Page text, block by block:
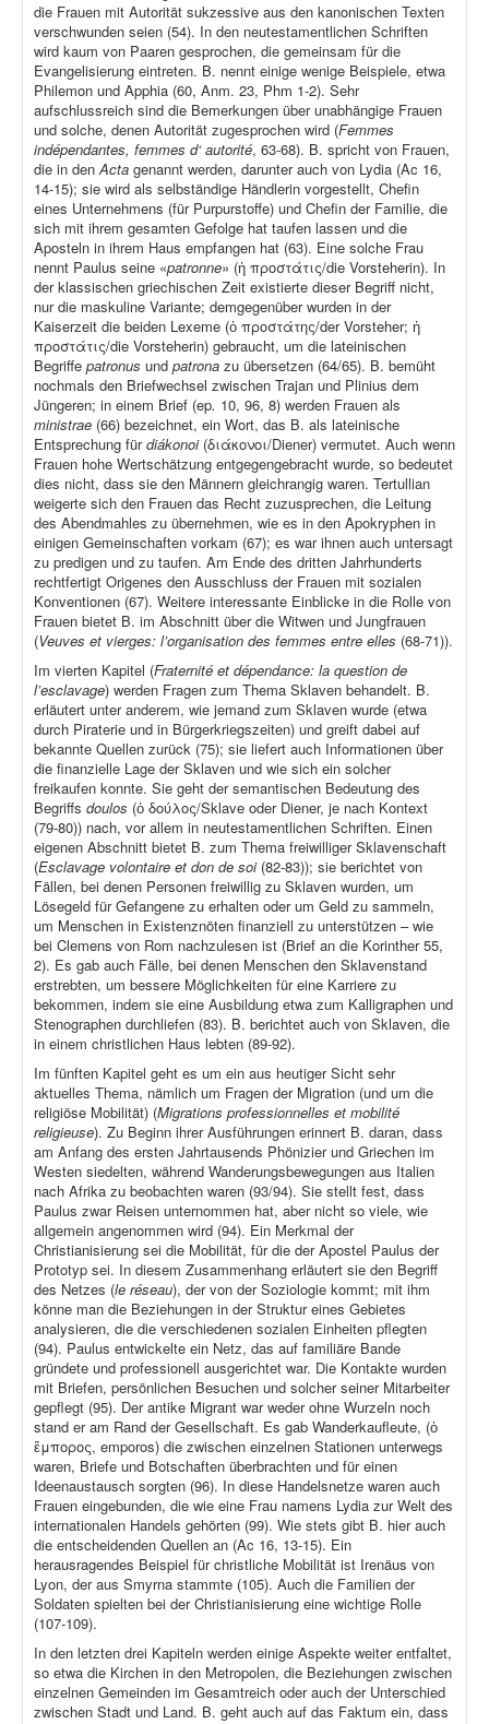
die Frauen mit Autorität sukzessive aus den kanonischen Texten
verschwunden seien (54). In den neutestamentlichen Schriften
wird kaum von Paaren gesprochen, die gemeinsam für die
Evangelisierung eintreten. B. nennt einige wenige Beispiele, etwa
Philemon und Apphia (60, Anm. 23, Phm 1-2). Sehr
aufschlussreich sind die Bemerkungen über unabhängige Frauen
und solche, denen Autorität zugesprochen wird (Femmes
indépendantes, femmes d‘ autorité, 63-68). B. spricht von Frauen,
die in denActa genannt werden, darunter auch von Lydia (Ac 16,
14-15); sie wird als selbständige Händlerin vorgestellt, Chefin
eines Unternehmens (für Purpurstoffe) und Chefin der Familie, die
sich mit ihrem gesamten Gefolge hat taufen lassen und die
Aposteln in ihrem Haus empfangen hat (63). Eine solche Frau
nennt Paulus seine «patronne» (ἡ προστάτις/die Vorsteherin). In
der klassischen griechischen Zeit existierte dieser Begriff nicht,
nur die maskuline Variante; demgegenüber wurden in der
Kaiserzeit die beiden Lexeme (ὁ προστάτης/der Vorsteher; ἡ
προστάτις/die Vorsteherin) gebraucht, um die lateinischen
Begriffe patronus und patrona zu übersetzen (64/65). B. bemüht
nochmals den Briefwechsel zwischen Trajan und Plinius dem
Jüngeren; in einem Brief (ep. 10, 96, 8) werden Frauen als
ministrae (66) bezeichnet, ein Wort, das B. als lateinische
Entsprechung fürdiákonoi (διάκονοι/Diener) vermutet. Auch wenn
Frauen hohe Wertschätzung entgegengebracht wurde, so bedeutet
dies nicht, dass sie den Männern gleichrangig waren. Tertullian
weigerte sich den Frauen das Recht zuzusprechen, die Leitung
des Abendmahles zu übernehmen, wie es in den Apokryphen in
einigen Gemeinschaften vorkam (67); es war ihnen auch untersagt
zu predigen und zu taufen. Am Ende des dritten Jahrhunderts
rechtfertigt Origenes den Ausschluss der Frauen mit sozialen
Konventionen (67). Weitere interessante Einblicke in die Rolle von
Frauen bietet B. im Abschnitt über die Witwen und Jungfrauen
(Veuves et vierges: l’organisation des femmes entre elles (68-71)).
Im vierten Kapitel (Fraternité et dépendance: la question de
l’esclavage) werden Fragen zum Thema Sklaven behandelt. B.
erläutert unter anderem, wie jemand zum Sklaven wurde (etwa
durch Piraterie und in Bürgerkriegszeiten) und greift dabei auf
bekannte Quellen zurück (75); sie liefert auch Informationen über
die finanzielle Lage der Sklaven und wie sich ein solcher
freikaufen konnte. Sie geht der semantischen Bedeutung des
Begriffs doulos (ὁ δούλος/Sklave oder Diener, je nach Kontext
(79-80)) nach, vor allem in neutestamentlichen Schriften. Einen
eigenen Abschnitt bietet B. zum Thema freiwilliger Sklavenschaft
(Esclavage volontaire et don de soi(82-83)); sie berichtet von
Fällen, bei denen Personen freiwillig zu Sklaven wurden, um
Lösegeld für Gefangene zu erhalten oder um Geld zu sammeln,
um Menschen in Existenznöten finanziell zu unterstützen – wie
bei Clemens von Rom nachzulesen ist (Brief an die Korinther 55,
2). Es gab auch Fälle, bei denen Menschen den Sklavenstand
erstrebten, um bessere Möglichkeiten für eine Karriere zu
bekommen, indem sie eine Ausbildung etwa zum Kalligraphen und
Stenographen durchliefen (83). B. berichtet auch von Sklaven, die
in einem christlichen Haus lebten (89-92).
Im fünften Kapitel geht es um ein aus heutiger Sicht sehr
aktuelles Thema, nämlich um Fragen der Migration (und um die
religiöse Mobilität) (Migrations professionnelles et mobilité
religieuse). Zu Beginn ihrer Ausführungen erinnert B. daran, dass
am Anfang des ersten Jahrtausends Phönizier und Griechen im
Westen siedelten, während Wanderungsbewegungen aus Italien
nach Afrika zu beobachten waren (93/94). Sie stellt fest, dass
Paulus zwar Reisen unternommen hat, aber nicht so viele, wie
allgemein angenommen wird (94). Ein Merkmal der
Christianisierung sei die Mobilität, für die der Apostel Paulus der
Prototyp sei. In diesem Zusammenhang erläutert sie den Begriff
des Netzes (le réseau), der von der Soziologie kommt; mit ihm
könne man die Beziehungen in der Struktur eines Gebietes
analysieren, die die verschiedenen sozialen Einheiten pflegten
(94). Paulus entwickelte ein Netz, das auf familiäre Bande
gründete und professionell ausgerichtet war. Die Kontakte wurden
mit Briefen, persönlichen Besuchen und solcher seiner Mitarbeiter
gepflegt (95). Der antike Migrant war weder ohne Wurzeln noch
stand er am Rand der Gesellschaft. Es gab Wanderkaufleute, (ὁ
ἔμπορος, emporos) die zwischen einzelnen Stationen unterwegs
waren, Briefe und Botschaften überbrachten und für einen
Ideenaustausch sorgten (96). In diese Handelsnetze waren auch
Frauen eingebunden, die wie eine Frau namens Lydia zur Welt des
internationalen Handels gehörten (99). Wie stets gibt B. hier auch
die entscheidenden Quellen an (Ac 16, 13-15). Ein
herausragendes Beispiel für christliche Mobilität ist Irenäus von
Lyon, der aus Smyrna stammte (105). Auch die Familien der
Soldaten spielten bei der Christianisierung eine wichtige Rolle
(107-109).
In den letzten drei Kapiteln werden einige Aspekte weiter entfaltet,
so etwa die Kirchen in den Metropolen, die Beziehungen zwischen
einzelnen Gemeinden im Gesamtreich oder auch der Unterschied
zwischen Stadt und Land. B. geht auch auf das Faktum ein, dass